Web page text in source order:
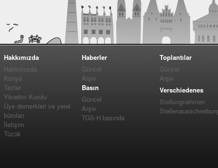
Hakkımızda
Hakkımızda
Künye
Tezler
Yönetim Kurulu
Üye dernerkleri ve yerel
büroları
İletişim
Tüzük
Haberler
Güncel
Arşiv
Basın
Güncel
Arşiv
TGS-H basında
Toplantılar
Güncel
Arşiv
Verschiedenes
Stellungnahmen